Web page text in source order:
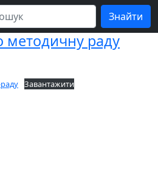
раду
Завантажити